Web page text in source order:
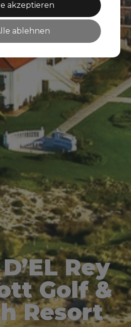
Rey
Golf &
Resort
akzeptieren
ablehnen